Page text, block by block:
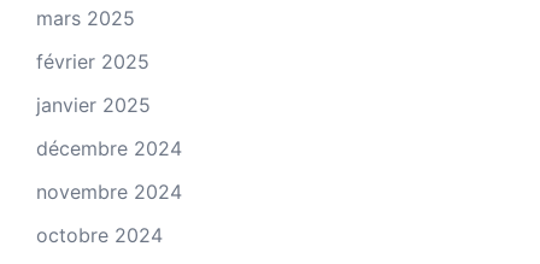
mars 2025
février 2025
janvier 2025
décembre 2024
novembre 2024
octobre 2024